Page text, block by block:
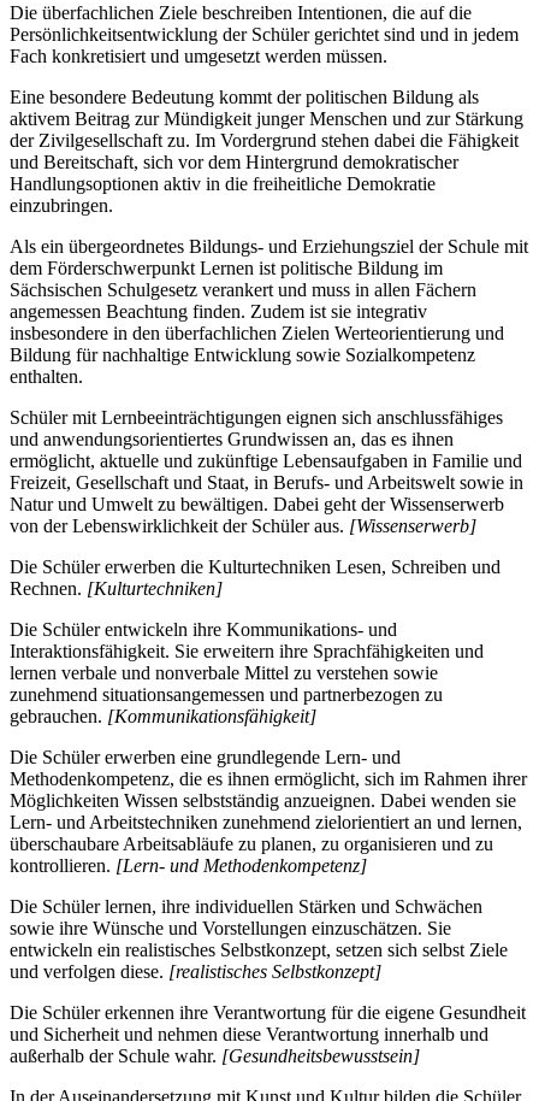
Die überfachlichen Ziele beschreiben Intentionen, die auf die
Persönlichkeitsentwicklung der Schüler gerichtet sind und in jedem
Fach konkretisiert und umgesetzt werden müssen.
Eine besondere Bedeutung kommt der politischen Bildung als
aktivem Beitrag zur Mündigkeit junger Menschen und zur Stärkung
der Zivilgesellschaft zu. Im Vordergrund stehen dabei die Fähigkeit
und Bereitschaft, sich vor dem Hintergrund demokratischer
Handlungsoptionen aktiv in die freiheitliche Demokratie
einzubringen.
Als ein übergeordnetes Bildungs- und Erziehungsziel der Schule mit
dem Förderschwerpunkt Lernen ist politische Bildung im
Sächsischen Schulgesetz verankert und muss in allen Fächern
angemessen Beachtung finden. Zudem ist sie integrativ
insbesondere in den überfachlichen Zielen Werteorientierung und
Bildung für nachhaltige Entwicklung sowie Sozialkompetenz
enthalten.
Schüler mit Lernbeeinträchtigungen eignen sich anschlussfähiges
und anwendungsorientiertes Grundwissen an, das es ihnen
ermöglicht, aktuelle und zukünftige Lebensaufgaben in Familie und
Freizeit, Gesellschaft und Staat, in Berufs- und Arbeitswelt sowie in
Natur und Umwelt zu bewältigen. Dabei geht der Wissenserwerb
von der Lebenswirklichkeit der Schüler aus. [Wissenserwerb]
Die Schüler erwerben die Kulturtechniken Lesen, Schreiben und
Rechnen. [Kulturtechniken]
Die Schüler entwickeln ihre Kommunikations- und
Interaktionsfähigkeit. Sie erweitern ihre Sprachfähigkeiten und
lernen verbale und nonverbale Mittel zu verstehen sowie
zunehmend situationsangemessen und partnerbezogen zu
gebrauchen. [Kommunikationsfähigkeit]
Die Schüler erwerben eine grundlegende Lern- und
Methodenkompetenz, die es ihnen ermöglicht, sich im Rahmen ihrer
Möglichkeiten Wissen selbstständig anzueignen. Dabei wenden sie
Lern- und Arbeitstechniken zunehmend zielorientiert an und lernen,
überschaubare Arbeitsabläufe zu planen, zu organisieren und zu
kontrollieren. [Lern- und Methodenkompetenz]
Die Schüler lernen, ihre individuellen Stärken und Schwächen
sowie ihre Wünsche und Vorstellungen einzuschätzen. Sie
entwickeln ein realistisches Selbstkonzept, setzen sich selbst Ziele
und verfolgen diese. [realistisches Selbstkonzept]
Die Schüler erkennen ihre Verantwortung für die eigene Gesundheit
und Sicherheit und nehmen diese Verantwortung innerhalb und
außerhalb der Schule wahr. [Gesundheitsbewusstsein]
In der Auseinandersetzung mit Kunst und Kultur bilden die Schüler